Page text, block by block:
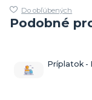
Do obľúbených
Podobné
Príplatok -